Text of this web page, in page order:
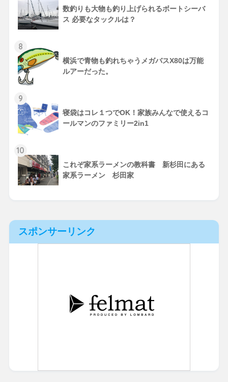
数釣りも大物も釣り上げられるボートシーバ
ス 必要なタックルは？
8
横浜で青物も釣れちゃうメガバスX80は万能
ルアーだった。
9
寝袋はコレ１つでOK！家族みんなで使えるコ
ールマンのファミリー2in1
10
これぞ家系ラーメンの教科書 新杉田にある
家系ラーメン 杉田家
スポンサーリンク